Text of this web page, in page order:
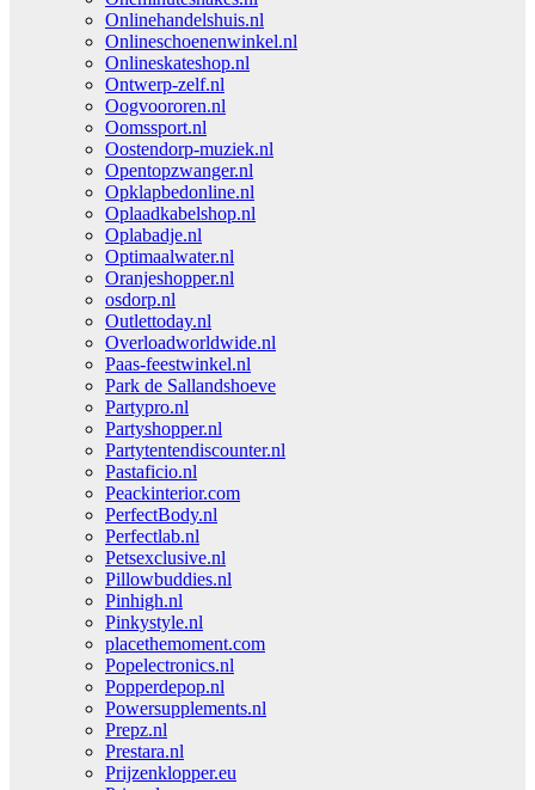
Onlinehandelshuis.nl
Onlineschoenenwinkel.nl
Onlineskateshop.nl
Ontwerp-zelf.nl
Oogvoororen.nl
Oomssport.nl
Oostendorp-muziek.nl
Opentopzwanger.nl
Opklapbedonline.nl
Oplaadkabelshop.nl
Oplabadje.nl
Optimaalwater.nl
Oranjeshopper.nl
osdorp.nl
Outlettoday.nl
Overloadworldwide.nl
Paas-feestwinkel.nl
Park de Sallandshoeve
Partypro.nl
Partyshopper.nl
Partytentendiscounter.nl
Pastaficio.nl
Peackinterior.com
PerfectBody.nl
Perfectlab.nl
Petsexclusive.nl
Pillowbuddies.nl
Pinhigh.nl
Pinkystyle.nl
placethemoment.com
Popelectronics.nl
Popperdepop.nl
Powersupplements.nl
Prepz.nl
Prestara.nl
Prijzenklopper.eu